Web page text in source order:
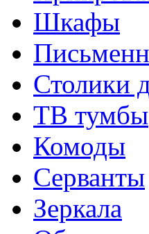
Шкафы
Столики
ТВ тумбы
Комоды
Серванты
Зеркала